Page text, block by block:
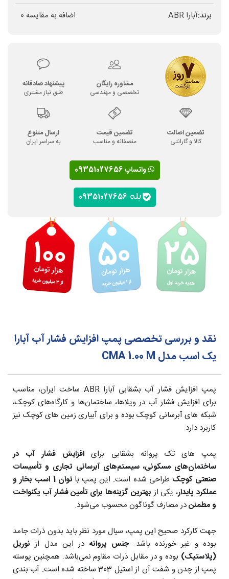
برند:آبارا ABR اضافه به مقایسه 0
مشاوره رایگان
تخصصی و مهندسی
پیشنهاد صادقانه
طبق نیاز مشتری
تضمین اصالت
کالا و گارانتی
تضمین قیمت
منصفانه و مناسب
ارسال متنوع
به سراسر ایران
واتساپ 09351027656
نقد و بررسی تخصصی پمپ افزایش فشار آب آبارا
یک اسب مدل CMA 1.00 M
پمپ افزایش فشار آب بشقابی آبارا ABR ساخت ایران،
مناسب
برای افزایش فشار آب در ویلاها، ساختمان‌ها و کارگاه‌های کوچک،
شبکه های آبرسانی کوچک بوده و برای آبیاری زمین های کوچک نیز
کاربرد دارد.
پمپ های تک پروانه بشقابی برای افزایش فشار آب در
ساختمان‌های مسکونی، سیستم‌های آبرسانی تجاری و تأسیسات
صنعتی کوچک طراحی شده است. این پمپ با
توان 1 اسب بخار و
عملکرد پایدار، یکی از بهترین گزینه‌ها برای تأمین فشار آب یکنواخت
و مطمئندر مصارف گوناگون محسوب می‌شود.
جهت کارکرد صحیح این پمپ، سیال مورد نظر باید بدون ذرات جامد
بوده و غیر خورنده باشد. جنس پروانه در این مدل از نوریل
(پلاستیک) بوده و در مقابل ذرات مقاوم نمی‌باشد. همچنین پوسته
پمپ از چدن و شفت آن از استیل 303 ساخته شده است. آب بندی